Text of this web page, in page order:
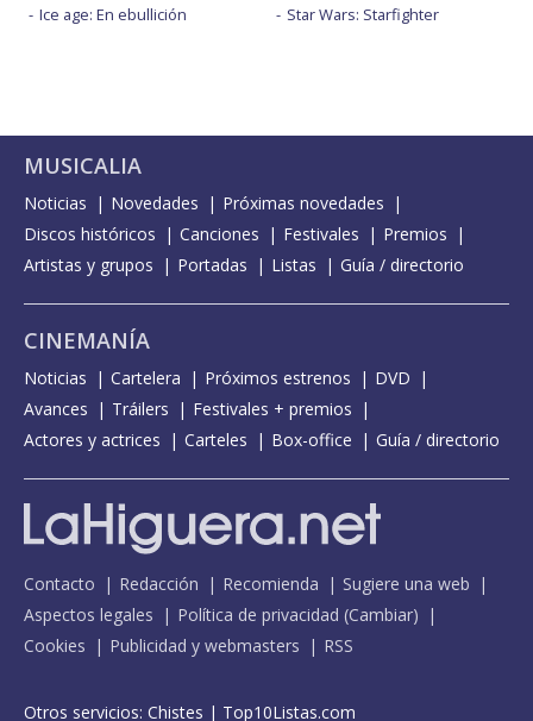
Ice age: En ebullición
Star Wars: Starfighter
MUSICALIA
Noticias Novedades
Próximas novedades
Discos históricos
Canciones Festivales
Premios
Artistas y grupos
Portadas Listas Guía / directorio
CINEMANÍA
Noticias Cartelera Próximos estrenos
DVD
Avances
Tráilers
Festivales + premios
Actores y actrices
Carteles Box-office Guía / directorio
Contacto Redacción Recomienda
Sugiere una web
Aspectos legales
Política de privacidad (Cambiar)
Cookies
Publicidad y webmasters RSS
Otros servicios: Chistes | Top10Listas.com